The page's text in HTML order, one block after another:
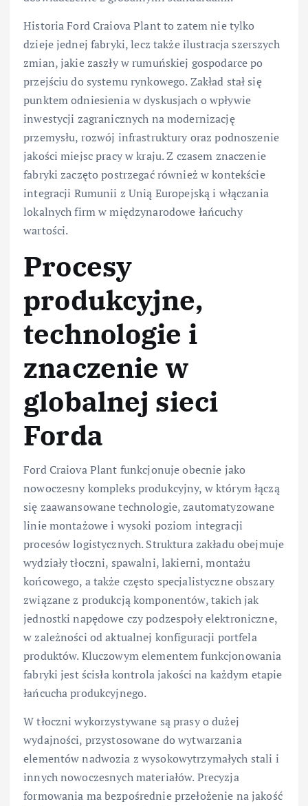
Historia Ford Craiova Plant to zatem nie tylko
dzieje jednej fabryki, lecz także ilustracja szerszych
zmian, jakie zaszły w rumuńskiej gospodarce po
przejściu do systemu rynkowego. Zakład stał się
punktem odniesienia w dyskusjach o wpływie
inwestycji zagranicznych na modernizację
przemysłu, rozwój infrastruktury oraz podnoszenie
jakości miejsc pracy w kraju. Z czasem znaczenie
fabryki zaczęto postrzegać również w kontekście
integracji Rumunii z Unią Europejską i włączania
lokalnych firm w międzynarodowe łańcuchy
wartości.
Procesy
produkcyjne,
technologie i
znaczenie w
globalnej sieci
Forda
Ford Craiova Plant funkcjonuje obecnie jako
nowoczesny kompleks produkcyjny, w którym łączą
się zaawansowane technologie, zautomatyzowane
linie montażowe i wysoki poziom integracji
procesów logistycznych. Struktura zakładu obejmuje
wydziały tłoczni, spawalni, lakierni, montażu
końcowego, a także często specjalistyczne obszary
związane z produkcją komponentów, takich jak
jednostki napędowe czy podzespoły elektroniczne,
w zależności od aktualnej konfiguracji portfela
produktów. Kluczowym elementem funkcjonowania
fabryki jest ścisła kontrola jakości na każdym etapie
łańcucha produkcyjnego.
W tłoczni wykorzystywane są prasy o dużej
wydajności, przystosowane do wytwarzania
elementów nadwozia z wysokowytrzymałych stali i
innych nowoczesnych materiałów. Precyzja
formowania ma bezpośrednie przełożenie na jakość